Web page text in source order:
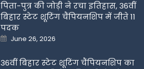
पिता-पुत्र की जोड़ी ने रचा इतिहास, 36वीं
बिहार स्टेट शूटिंग चैंपियनशिप में जीते 11
पदक
Posted
on
June 26, 2026
36वीं बिहार स्टेट शूटिंग चैंपियनशिप का